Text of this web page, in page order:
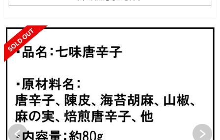
SOLD OUT